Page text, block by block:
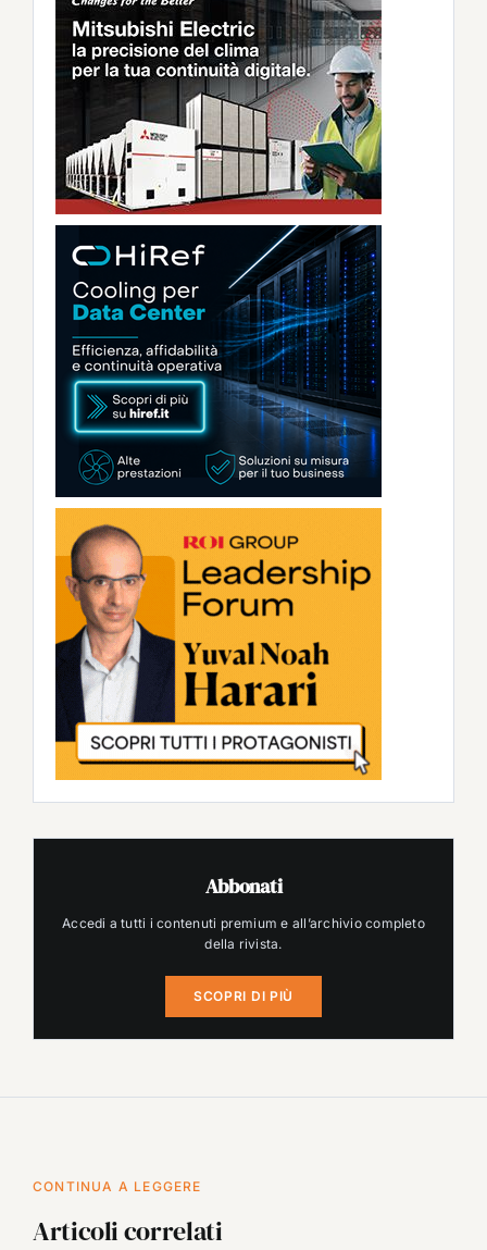
Abbonati
Accedi a tutti i contenuti premium e all’archivio completo
della rivista.
SCOPRI DI PIÙ
CONTINUA A LEGGERE
Articoli correlati